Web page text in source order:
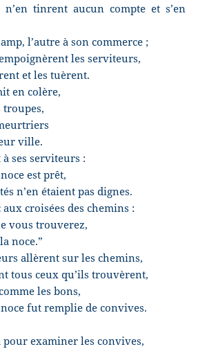
tinrent aucun compte et s’en
l’autre à son commerce ;
les serviteurs,
et les tuèrent.
en colère,
troupes,
ville.
ses serviteurs :
est prêt,
n’en étaient pas dignes.
croisées des chemins :
vous trouverez,
noce.”
allèrent sur les chemins,
tous ceux qu’ils trouvèrent,
les bons,
fut remplie de convives.
examiner les convives,